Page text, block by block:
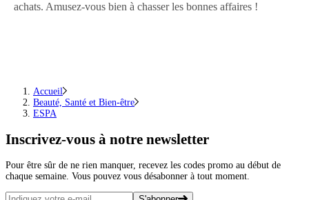
achats. Amusez-vous bien à chasser les bonnes affaires !
Accueil
Beauté, Santé et Bien-être
ESPA
Inscrivez-vous à notre newsletter
Pour être sûr de ne rien manquer, recevez les codes promo au début de
chaque semaine. Vous pouvez vous désabonner à tout moment.